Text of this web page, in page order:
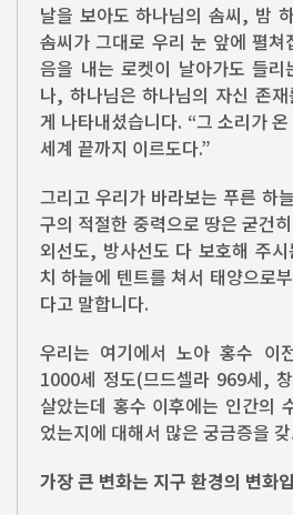
날을 보아도 하나님의 솜씨, 밤
솜씨가 그대로 우리 눈 앞에 펼쳐
음을 내는 로켓이 날아가도 들
나, 하나님은 하나님의 자신 존
게 나타내셨습니다. “그 소리가
세계 끝까지 이르도다.”
그리고 우리가 바라보는 푸른 하
구의 적절한 중력으로 땅은 굳건
외선도, 방사선도 다 보호해 주
치 하늘에 텐트를 쳐서 태양으로
다고 말합니다.
우리는 여기에서 노아 홍수 이
1000세 정도(므드셀라 969세,
살았는데 홍수 이후에는 인간의
었는지에 대해서 많은 궁금증을
가장 큰 변화는 지구 환경의 변화